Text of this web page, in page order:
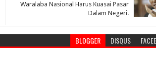
Waralaba Nasional Harus Kuasai Pasar
Dalam Negeri.
BLOGGER DISQUS